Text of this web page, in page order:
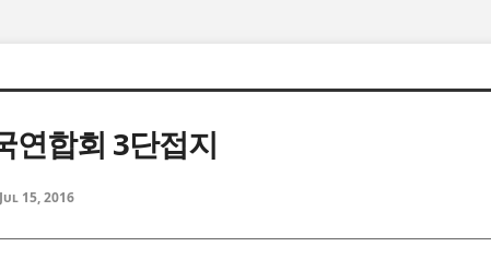
연합회 3단접지
Jul 15, 2016